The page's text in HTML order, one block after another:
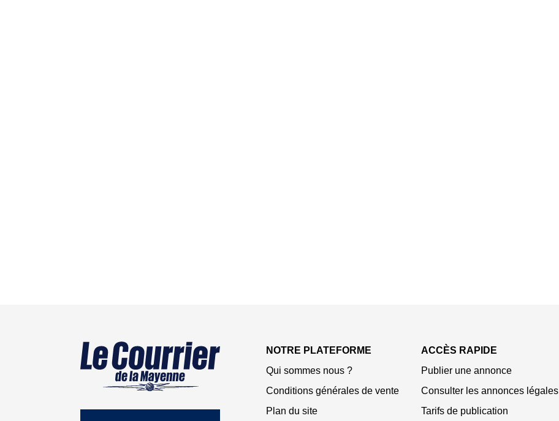
NOTRE PLATEFORME
Qui sommes nous ?
Conditions générales de vente
Plan du site
ACCÈS RAPIDE
Publier une annonce
Consulter les annonces légales
Tarifs de publication